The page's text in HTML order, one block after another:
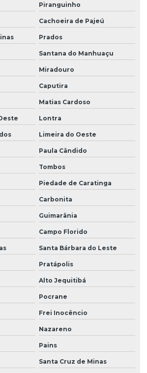
Piranguinho
Cachoeira de Pajeú
Prados
Santana do Manhuaçu
Miradouro
Caputira
Matias Cardoso
Lontra
Limeira do Oeste
Paula Cândido
Tombos
Piedade de Caratinga
Carbonita
Guimarânia
Campo Florido
Santa Bárbara do Leste
Pratápolis
Alto Jequitibá
Pocrane
Frei Inocêncio
Nazareno
Pains
Santa Cruz de Minas